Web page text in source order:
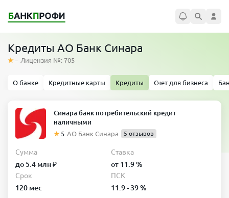
Кредиты АО Банк Синара
– Лицензия №: 705
О банке Кредитные карты Кредиты Счет для бизнеса
Синара банк потребительский кредит
наличными
5 АО Банк Синара 5 отзывов
Сумма
до 5.4 млн ₽
Ставка
от 11.9 %
Срок
120 мес
ПСК
11.9 - 39 %